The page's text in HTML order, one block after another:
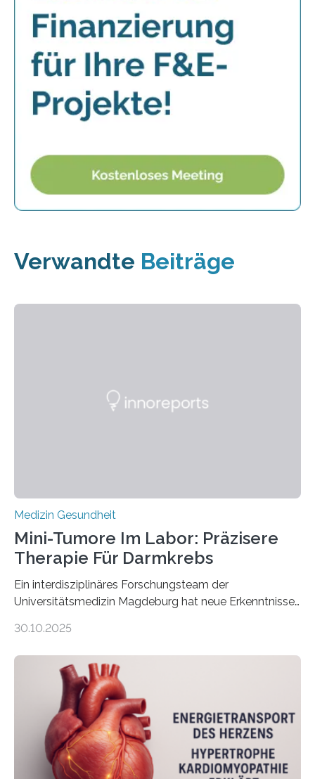
Verwandte Beiträge
Medizin Gesundheit
Mini-Tumore Im Labor: Präzisere
Therapie Für Darmkrebs
Ein interdisziplinäres Forschungsteam der
Universitätsmedizin Magdeburg hat neue Erkenntnisse
behandelt werden kann. In ihrer aktuellen Studie,
Oncology, zeigen die Forschenden, dass Mini-Tumore
aus Gewebe von Patientinnen und Patienten –
sogenannte Organoide – genutzt werden können, um
vorab zu prüfen, welche Medikamente am besten
wirken. Dabei wurde ein Eiweiß identifiziert, das künftig
als Biomarker für die Wahl der passenden Therapie
dienen könnte. Darmkrebs zählt weltweit zu den
30.10.2025